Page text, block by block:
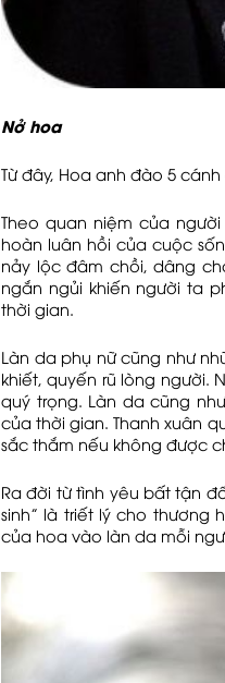
Nở hoa
Từ đây, Hoa anh đào 5
Theo quan niệm của
hoàn luân hồi của cuộc
nảy lộc đâm chồi, dâng
ngắn ngủi khiến người ta
thời gian.
Làn da phụ nữ cũng như
khiết, quyến rũ lòng người.
quý trọng. Làn da cũng
của thời gian. Thanh xuân
sắc thắm nếu không được
Ra đời từ tình yêu bất tận
sinh” là triết lý cho thương
của hoa vào làn da mỗi